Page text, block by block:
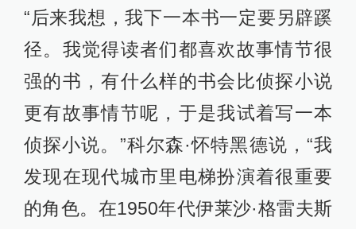
“后来我想，我下一本书一定要另辟蹊
径。我觉得读者们都喜欢故事情节很
强的书，有什么样的书会比侦探小说
更有故事情节呢，于是我试着写一本
侦探小说。”科尔森·怀特黑德说，“我
发现在现代城市里电梯扮演着很重要
的角色。在1950年代伊莱沙·格雷夫斯